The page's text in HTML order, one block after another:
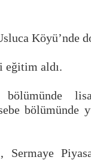
Köyü’nde
eğitim aldı.
bölümünde